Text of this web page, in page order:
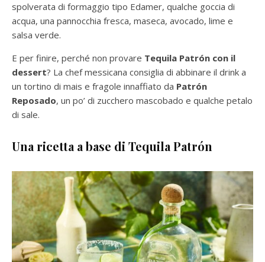
spolverata di formaggio tipo Edamer, qualche goccia di
acqua, una pannocchia fresca, maseca, avocado, lime e
salsa verde.
E per finire, perché non provare Tequila Patrón con il
dessert? La chef messicana consiglia di abbinare il drink a
un tortino di mais e fragole innaffiato da Patrón
Reposado, un po’ di zucchero mascobado e qualche petalo
di sale.
Una ricetta a base di Tequila Patrón